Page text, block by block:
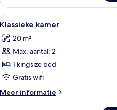
(Calanques)
Alle
foto's
voor
Klassieke
kamer
laden
5
Klassieke kamer
20 m²
Max. aantal: 2
1 kingsize bed
Gratis wifi
Meer informatie
Meer